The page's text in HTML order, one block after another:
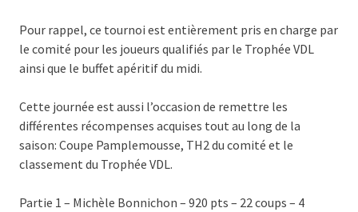
Pour rappel, ce tournoi est entièrement pris en charge par
le comité pour les joueurs qualifiés par le Trophée VDL
ainsi que le buffet apéritif du midi.
Cette journée est aussi l’occasion de remettre les
différentes récompenses acquises tout au long de la
saison: Coupe Pamplemousse, TH2 du comité et le
classement du Trophée VDL.
Partie 1 – Michèle Bonnichon – 920 pts – 22 coups – 4